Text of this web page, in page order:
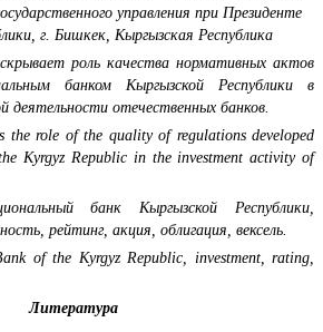
управления при Президенте
г. Бишкек, Кыргызская Республика
роль качества нормативных актов
банком Кыргызской Республики в
деятельности отечественных банков.
the role of the quality of regulations developed
Kyrgyz Republic in the investment activity of
банк Кыргызской Республики,
рейтинг, акция, облигация, вексель.
of the Kyrgyz Republic, investment, rating,
Литература